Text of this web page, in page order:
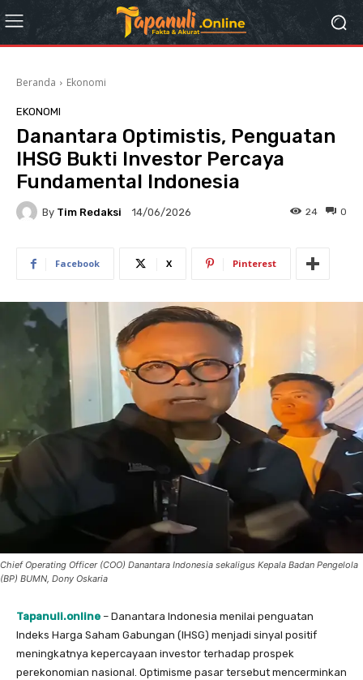
Beranda Ekonomi
EKONOMI
Danantara Optimistis, Penguatan
IHSG Bukti Investor Percaya
Fundamental Indonesia
By Tim Redaksi 14/06/2026 0
24
Facebook X Pinterest
Chief Operating Officer (COO) Danantara Indonesia sekaligus Kepala Badan Pengelola
(BP) BUMN, Dony Oskaria
Tapanuli.online – Danantara Indonesia menilai penguatan
Indeks Harga Saham Gabungan (IHSG) menjadi sinyal positif
meningkatnya kepercayaan investor terhadap prospek
perekonomian nasional. Optimisme pasar tersebut mencerminkan